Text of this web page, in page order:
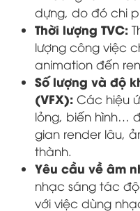
dựng, do đó chi
Thời lượng TVC:
lượng công việc
animation đến
Số lượng và độ
(VFX): Các hiệu
lỏng, biến hình…
gian render lâu,
thành.
Yêu cầu về âm
nhạc sáng tác
với việc dùng